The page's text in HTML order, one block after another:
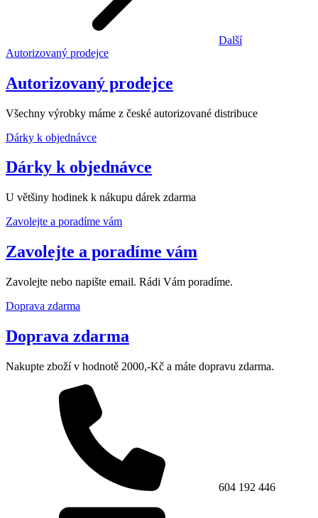
Další
Autorizovaný prodejce
Autorizovaný prodejce
Všechny výrobky máme z české autorizované distribuce
Dárky k objednávce
Dárky k objednávce
U většiny hodinek k nákupu dárek zdarma
Zavolejte a poradíme vám
Zavolejte a poradíme vám
Zavolejte nebo napište email. Rádi Vám poradíme.
Doprava zdarma
Doprava zdarma
Nakupte zboží v hodnotě 2000,-Kč a máte dopravu zdarma.
604 192 446